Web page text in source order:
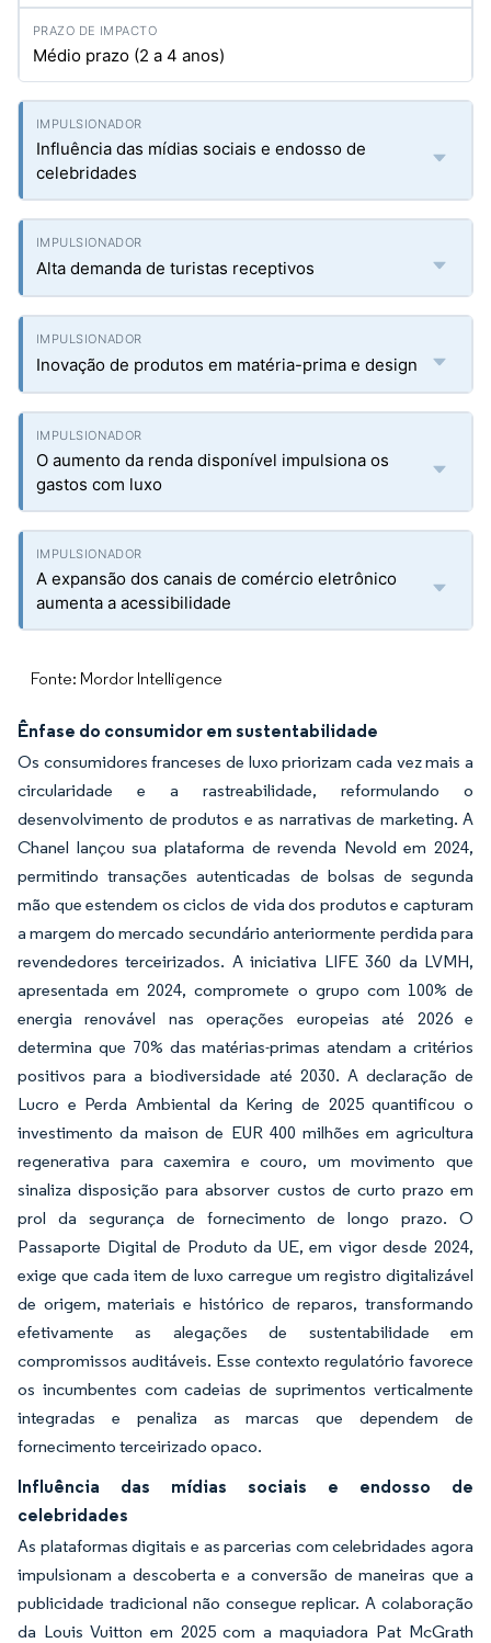
Médio prazo (2 a 4 anos)
Influência das mídias sociais e endosso de
celebridades
Alta demanda de turistas receptivos
Inovação de produtos em matéria-prima e design
O aumento da renda disponível impulsiona os
gastos com luxo
A expansão dos canais de comércio eletrônico
aumenta a acessibilidade
Fonte: Mordor Intelligence
Ênfase do consumidor em sustentabilidade
Os consumidores franceses de luxo priorizam cada vez mais a
circularidade e a rastreabilidade, reformulando o
desenvolvimento de produtos e as narrativas de marketing. A
Chanel lançou sua plataforma de revenda Nevold em 2024,
permitindo transações autenticadas de bolsas de segunda
mão que estendem os ciclos de vida dos produtos e capturam
a margem do mercado secundário anteriormente perdida para
revendedores terceirizados. A iniciativa LIFE 360 da LVMH,
apresentada em 2024, compromete o grupo com 100% de
energia renovável nas operações europeias até 2026 e
determina que 70% das matérias-primas atendam a critérios
positivos para a biodiversidade até 2030. A declaração de
Lucro e Perda Ambiental da Kering de 2025 quantificou o
investimento da maison de EUR 400 milhões em agricultura
regenerativa para caxemira e couro, um movimento que
sinaliza disposição para absorver custos de curto prazo em
prol da segurança de fornecimento de longo prazo. O
Passaporte Digital de Produto da UE, em vigor desde 2024,
exige que cada item de luxo carregue um registro digitalizável
de origem, materiais e histórico de reparos, transformando
efetivamente as alegações de sustentabilidade em
compromissos auditáveis. Esse contexto regulatório favorece
os incumbentes com cadeias de suprimentos verticalmente
integradas e penaliza as marcas que dependem de
fornecimento terceirizado opaco.
Influência das mídias sociais e endosso de
celebridades
As plataformas digitais e as parcerias com celebridades agora
impulsionam a descoberta e a conversão de maneiras que a
publicidade tradicional não consegue replicar. A colaboração
da Louis Vuitton em 2025 com a maquiadora Pat McGrath